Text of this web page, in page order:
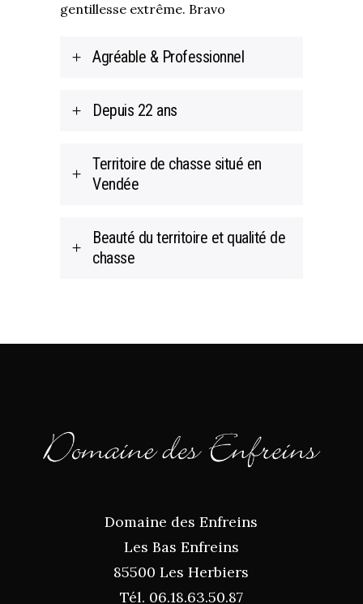
gentillesse extrême. Bravo
Agréable & Professionnel
Depuis 22 ans
Territoire de chasse situé en
Vendée
Beauté du territoire et qualité de
chasse
Domaine des Enfreins
Les Bas Enfreins
85500 Les Herbiers
Tél. 06.18.63.50.87